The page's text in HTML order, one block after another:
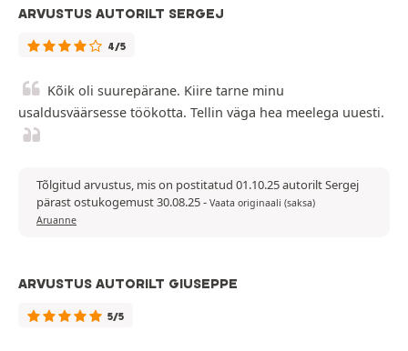
ARVUSTUS AUTORILT SERGEJ
4/5
Kõik oli suurepärane. Kiire tarne minu
usaldusväärsesse töökotta. Tellin väga hea meelega uuesti.
Tõlgitud arvustus, mis on postitatud 01.10.25 autorilt Sergej
pärast ostukogemust 30.08.25- Vaata originaali (saksa)
Aruanne
ARVUSTUS AUTORILT GIUSEPPE
5/5